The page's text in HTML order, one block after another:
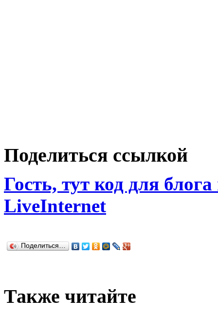
Поделиться ссылкой
Гость, тут код для
LiveInternet
Поделиться…
Также читайте